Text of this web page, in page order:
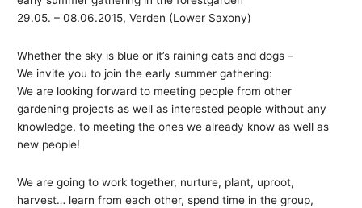
29.05. – 08.06.2015, Verden (Lower Saxony)
Whether the sky is blue or it’s raining cats and dogs –
We invite you to join the early summer gathering:
We are looking forward to meeting people from other
gardening projects as well as interested people without any
knowledge, to meeting the ones we already know as well as
new people!
We are going to work together, nurture, plant, uproot,
harvest… learn from each other, spend time in the group,